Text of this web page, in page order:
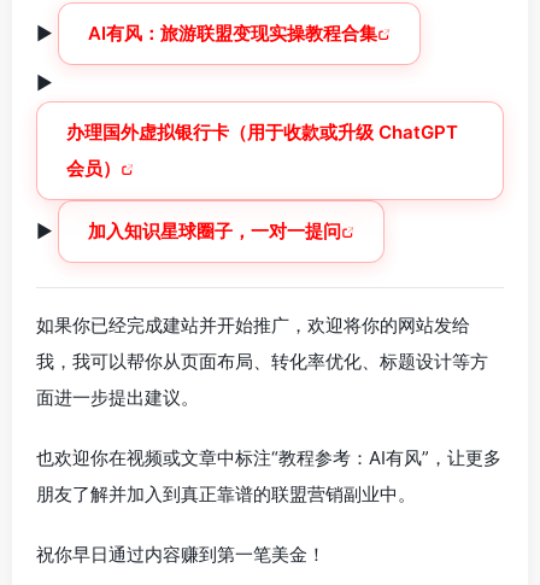
► AI有风：旅游联盟变现实操教程合集
►
办理国外虚拟银行卡（用于收款或升级 ChatGPT
会员）
► 加入知识星球圈子，一对一提问
如果你已经完成建站并开始推广，欢迎将你的网站发给
我，我可以帮你从页面布局、转化率优化、标题设计等方
面进一步提出建议。
也欢迎你在视频或文章中标注“教程参考：AI有风”，让更多
朋友了解并加入到真正靠谱的联盟营销副业中。
祝你早日通过内容赚到第一笔美金！